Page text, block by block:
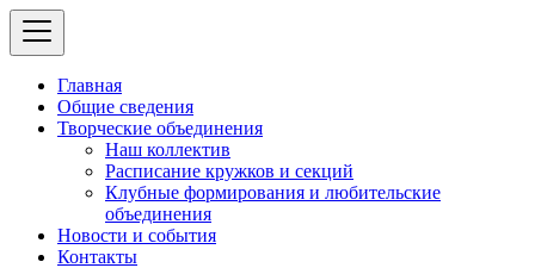
Главная
Общие сведения
Творческие объединения
Наш коллектив
Расписание кружков и секций
Клубные формирования и любительские
объединения
Новости и события
Контакты